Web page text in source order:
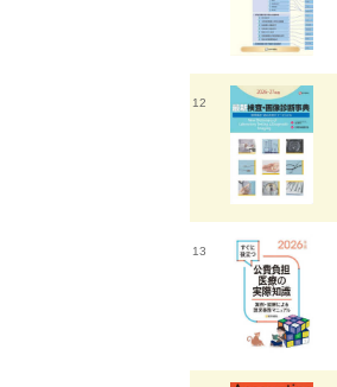
12
13